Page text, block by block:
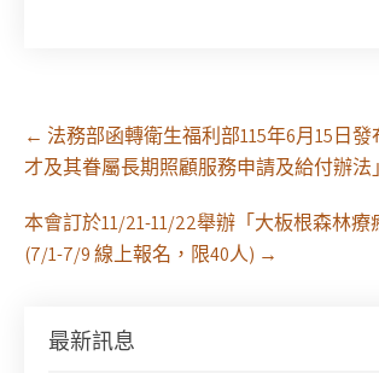
Post
navigation
← 法務部函轉衛生福利部115年6月15日
才及其眷屬長期照顧服務申請及給付辦法」
本會訂於11/21-11/22舉辦「大板根森林療
(7/1-7/9 線上報名，限40人) →
最新訊息